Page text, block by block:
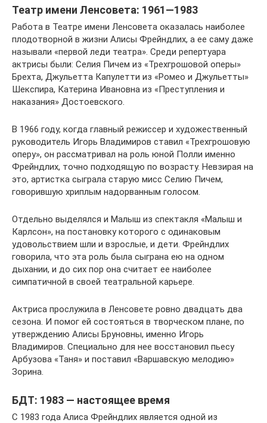
Театр имени Ленсовета: 1961—1983
Работа в Театре имени Ленсовета оказалась наиболее
плодотворной в жизни Алисы Фрейндлих, а ее саму даже
называли «первой леди театра». Среди репертуара
актрисы были: Селия Пичем из «Трехгрошовой оперы»
Брехта, Джульетта Капулетти из «Ромео и Джульетты»
Шекспира, Катерина Ивановна из «Преступления и
наказания» Достоевского.
В 1966 году, когда главный режиссер и художественный
руководитель Игорь Владимиров ставил «Трехгрошовую
оперу», он рассматривал на роль юной Полли именно
Фрейндлих, точно подходящую по возрасту. Невзирая на
это, артистка сыграла старую мисс Селию Пичем,
говорившую хриплым надорванным голосом.
Отдельно выделялся и Малыш из спектакля «Малыш и
Карлсон», на постановку которого с одинаковым
удовольствием шли и взрослые, и дети. Фрейндлих
говорила, что эта роль была сыграна ею на одном
дыхании, и до сих пор она считает ее наиболее
симпатичной в своей театральной карьере.
Актриса прослужила в Ленсовете ровно двадцать два
сезона. И помог ей состояться в творческом плане, по
утверждению Алисы Бруновны, именно Игорь
Владимиров. Специально для нее восстановил пьесу
Арбузова «Таня» и поставил «Варшавскую мелодию»
Зорина.
БДТ: 1983 — настоящее время
С 1983 года Алиса Фрейндлих является одной из